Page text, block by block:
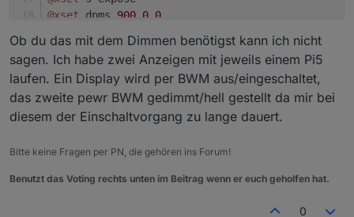
@xset dpms 900 0 0
@chromium-browser --start-fullscreen http://
@unclutter -idle 1
Oder Firefox
@firefox –kiosk http:/ /192.168 .178.18
Ob du das mit dem Dimmen benötigst kann ich nicht
sagen. Ich habe zwei Anzeigen mit jeweils einem Pi5
laufen. Ein Display wird per BWM aus/eingeschaltet,
das zweite pewr BWM gedimmt/hell gestellt da mir bei
diesem der Einschaltvorgang zu lange dauert.
Bitte keine Fragen per PN, die gehören ins Forum!
Benutzt das Voting rechts unten im Beitrag wenn er euch geholfen hat.
0